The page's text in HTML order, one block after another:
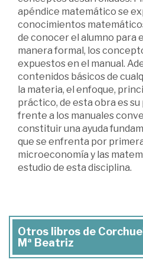
apéndice matemático se
conocimientos
de conocer el alumno para
manera formal, los
expuestos en el manual.
contenidos básicos de
la materia, el enfoque,
práctico, de esta obra es
frente a los manuales
constituir una ayuda
que se enfrenta por
microeconomía y las
estudio de esta disciplina.
Otros libros de
Mª Beatriz